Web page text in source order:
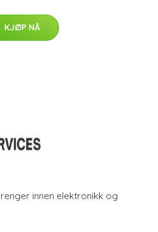
KJØP NÅ
innen elektronikk og